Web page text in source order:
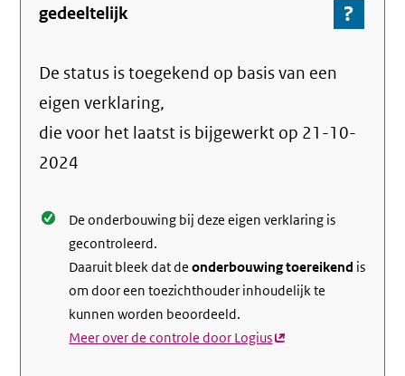
gedeeltelijk
?
Ga
over
De status is toegekend op basis van een
eigen verklaring,
die voor het laatst is bijgewerkt op 21-10-
2024
De onderbouwing bij deze eigen verklaring is
gecontroleerd.
Daaruit bleek dat deonderbouwing toereikend is
om door een toezichthouder inhoudelijk te
kunnen worden beoordeeld.
Meer over de controle door Logius(externe